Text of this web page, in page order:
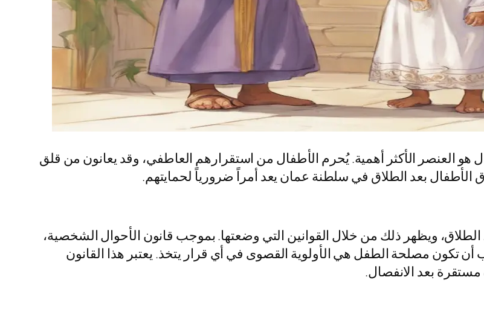
هو العنصر الأكثر أهمية. يُحرم الأطفال من استقرارهم العاطفي، وقد يعانون من قلق
بعد الطلاق في سلطنة عمان يعد أمراً ضرورياً لحمايتهم.
ويظهر ذلك من خلال القوانين التي وضعتها. بموجب قانون الأحوال الشخصية،
تكون مصلحة الطفل هي الأولوية القصوى في أي قرار يتخذ. يعتبر هذا القانون
بعد الانفصال.